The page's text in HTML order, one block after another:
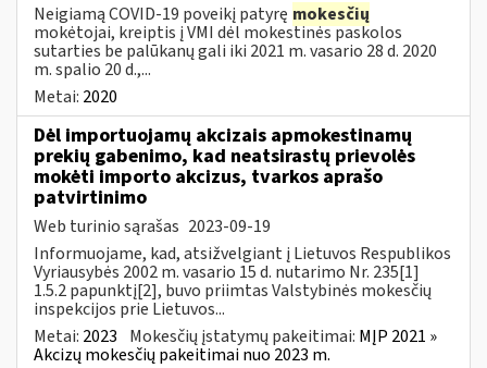
Neigiamą COVID-19 poveikį patyrę mokesčių
mokėtojai, kreiptis į VMI dėl mokestinės paskolos
sutarties be palūkanų gali iki 2021 m. vasario 28 d. 2020
m. spalio 20 d.,...
Metai: 2020
Dėl importuojamų akcizais apmokestinamų
prekių gabenimo, kad neatsirastų prievolės
mokėti importo akcizus, tvarkos aprašo
patvirtinimo
Web turinio sąrašas 2023-09-19
Informuojame, kad, atsižvelgiant į Lietuvos Respublikos
Vyriausybės 2002 m. vasario 15 d. nutarimo Nr. 235[1]
1.5.2 papunktį[2], buvo priimtas Valstybinės mokesčių
inspekcijos prie Lietuvos...
Metai: 2023 Mokesčių įstatymų pakeitimai: MĮP 2021 »
Akcizų mokesčių pakeitimai nuo 2023 m.